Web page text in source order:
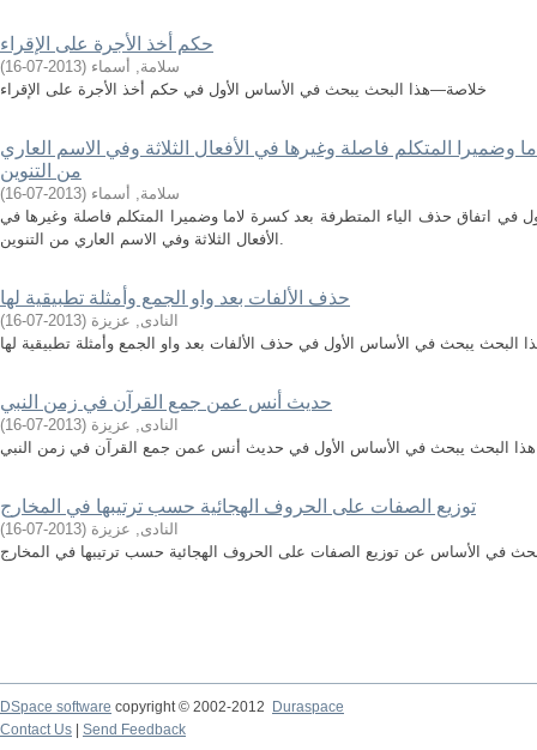
حكم أخذ الأجرة على الإقراء
سلامة, أسماء (
2013-07-16
)
خلاصة—هذا البحث يبحث في الأساس الأول في حكم أخذ الأجرة على الإقراء
وضميرا المتكلم فاصلة وغيرها في الأفعال الثلاثة وفي الاسم العاري
من التنوين
سلامة, أسماء (
2013-07-16
)
اتفاق حذف الياء المتطرفة بعد كسرة لاما وضميرا المتكلم فاصلة وغيرها في
الأفعال الثلاثة وفي الاسم العاري من التنوين.
حذف الألفات بعد واو الجمع وأمثلة تطبيقية لها
النادى, عزيزة (
2013-07-16
)
البحث يبحث في الأساس الأول في حذف الألفات بعد واو الجمع وأمثلة تطبيقية لها
حديث أنس عمن جمع القرآن في زمن النبي
النادى, عزيزة (
2013-07-16
)
البحث يبحث في الأساس الأول في حديث أنس عمن جمع القرآن في زمن النبي
توزيع الصفات على الحروف الهجائية حسب ترتيبها في المخارج
النادى, عزيزة (
2013-07-16
)
في الأساس عن توزيع الصفات على الحروف الهجائية حسب ترتيبها في المخارج
DSpace software copyright © 2002-2012
Duraspace
Contact Us
Send Feedback